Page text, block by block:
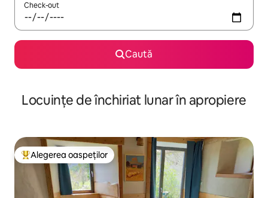
Check-out
Caută
Locuințe de închiriat lunar în apropiere
Locuință din topul categoriei Alegerea oaspeților
Alegerea oaspeților